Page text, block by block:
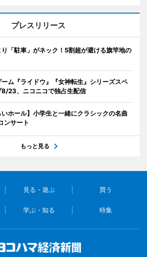
プレスリリース
「駐車」がネック！5割超が避ける旗竿地の
ム『ライドウ』『女神転生』シリーズスペ
8/23、ニコニコで独占生配信
いホール】小学生と一緒にクラシックの名曲
ンサート
もっと見る
見る・遊ぶ 買う
学ぶ・知る 特集